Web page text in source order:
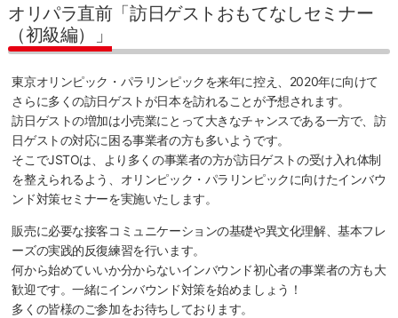
各種資料 お問い合わせ
ログイン メールマガジン
オリパラ直前「訪日ゲストおもてなしセミナー
（初級編）」
東京オリンピック・パラリンピックを来年に控え、2020年に向けて
さらに多くの訪日ゲストが日本を訪れることが予想されます。
訪日ゲストの増加は小売業にとって大きなチャンスである一方で、訪
日ゲストの対応に困る事業者の方も多いようです。
そこでJSTOは、より多くの事業者の方が訪日ゲストの受け入れ体制
を整えられるよう、オリンピック・パラリンピックに向けたインバウ
ンド対策セミナーを実施いたします。
販売に必要な接客コミュニケーションの基礎や異文化理解、基本フレ
ーズの実践的反復練習を行います。
何から始めていいか分からないインバウンド初心者の事業者の方も大
歓迎です。一緒にインバウンド対策を始めましょう！
多くの皆様のご参加をお待ちしております。